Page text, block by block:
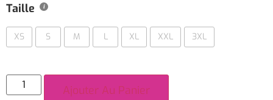
Taille
XS S M L XL XXL 3XL
Ajouter Au Panier